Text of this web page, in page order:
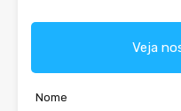
Veja
Nome